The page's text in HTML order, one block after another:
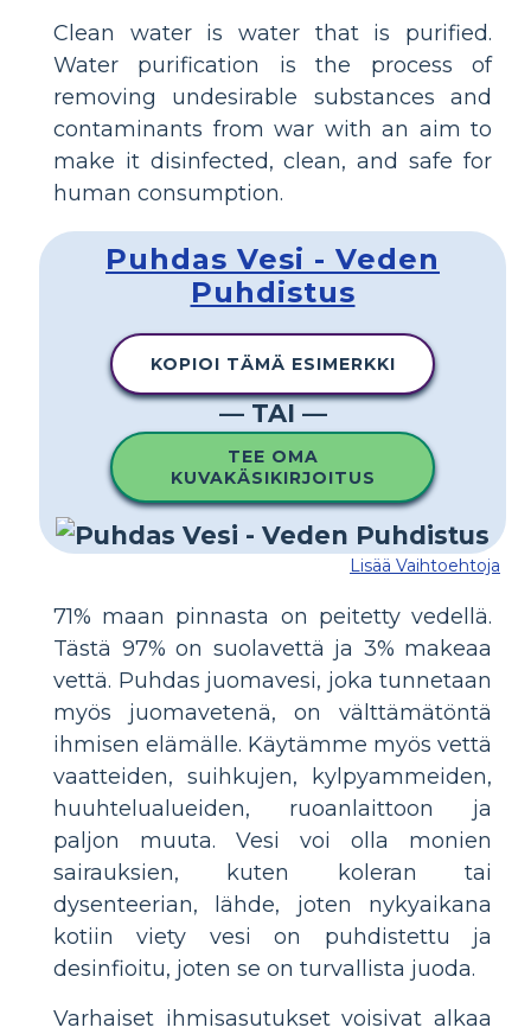
Clean water is water that is purified.
Water purification is the process of
removing undesirable substances and
contaminants from war with an aim to
make it disinfected, clean, and safe for
human consumption.
Puhdas Vesi - Veden
Puhdistus
KOPIOI TÄMÄ ESIMERKKI
— TAI —
TEE OMA
KUVAKÄSIKIRJOITUS
Lisää Vaihtoehtoja
71% maan pinnasta on peitetty vedellä.
Tästä 97% on suolavettä ja 3% makeaa
vettä. Puhdas juomavesi, joka tunnetaan
myös juomavetenä, on välttämätöntä
ihmisen elämälle. Käytämme myös vettä
vaatteiden, suihkujen, kylpyammeiden,
huuhtelualueiden, ruoanlaittoon ja
paljon muuta. Vesi voi olla monien
sairauksien, kuten koleran tai
dysenteerian, lähde, joten nykyaikana
kotiin viety vesi on puhdistettu ja
desinfioitu, joten se on turvallista juoda.
Varhaiset ihmisasutukset voisivat alkaa